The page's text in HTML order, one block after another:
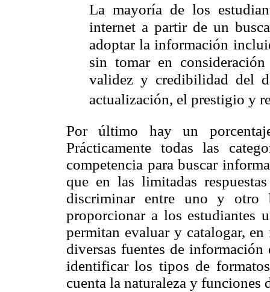
La mayoría de los
internet a partir de un
adoptar la información
sin tomar en
validez y credibilidad del
actualización, el prestigio y
Por último hay un
Prácticamente todas las
competencia para buscar
que en las limitadas
discriminar entre uno y otro
proporcionar a los estudiantes
permitan evaluar y catalogar,
diversas fuentes de
identificar los tipos de
cuenta la naturaleza y funciones